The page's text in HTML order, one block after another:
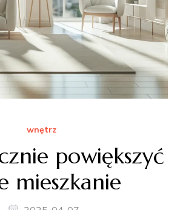
wnętrz
powiększyć
mieszkanie